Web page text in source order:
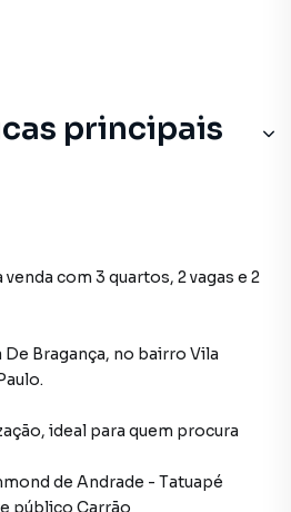
principais
com 3 quartos, 2 vagas e 2
De Bragança, no bairro Vila
.
ideal para quem procura
de Andrade - Tatuapé
público Carrão